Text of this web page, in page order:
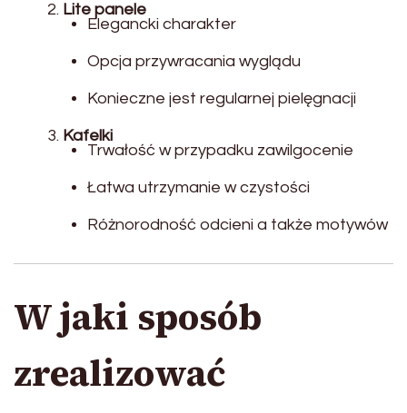
Lite panele
Elegancki charakter
Opcja przywracania wyglądu
Konieczne jest regularnej pielęgnacji
Kafelki
Trwałość w przypadku zawilgocenie
Łatwa utrzymanie w czystości
Różnorodność odcieni a także motywów
W jaki sposób
zrealizować